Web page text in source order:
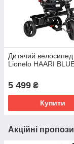
Дитячий велосипед
Lionelo HAARI
5 499 ₴
Купити
Акційні